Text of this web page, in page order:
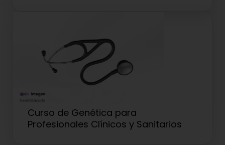
Curso de Genética para
Profesionales Clínicos y Sanitarios